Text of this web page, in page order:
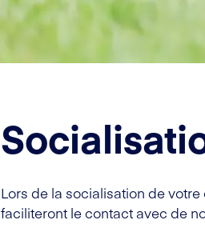
Lors de la socialisation de
faciliteront le contact avec de